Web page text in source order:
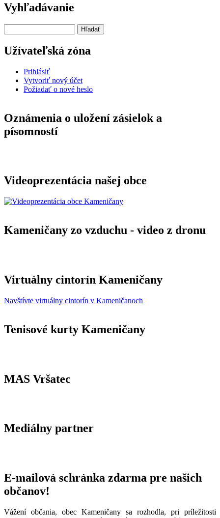
Vyhľadávanie
Užívateľská zóna
Prihlásiť
Vytvoriť nový účet
Požiadať o nové heslo
Oznámenia o uložení zásielok a
písomností
Videoprezentácia našej obce
Kameničany zo vzduchu - video z dronu
Virtuálny cintorín Kameničany
Navštívte virtuálny cintorín v Kameničanoch
Tenisové kurty Kameničany
MAS Vršatec
Mediálny partner
E-mailová schránka zdarma pre našich
občanov!
Vážení občania, obec Kameničany sa rozhodla, pri príležitosti